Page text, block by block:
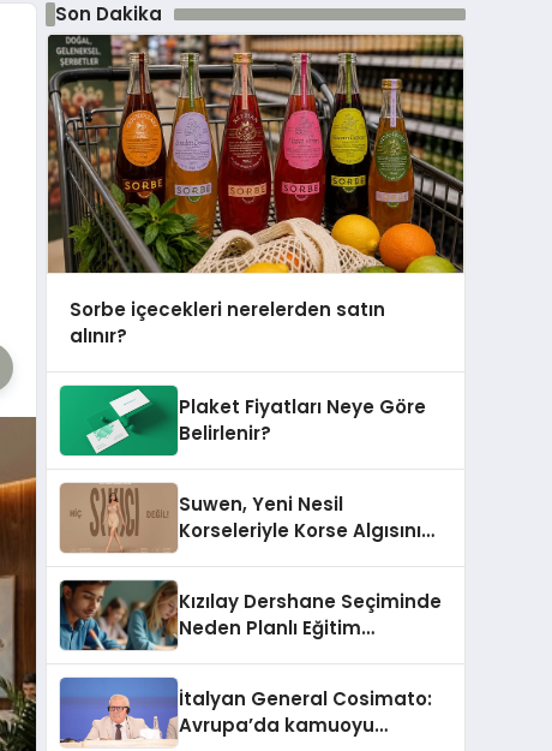
Son Dakika
Sorbe içecekleri nerelerden satın
alınır?
Plaket Fiyatları Neye Göre
Belirlenir?
Suwen, Yeni Nesil
Korseleriyle Korse Algısını
Kızılay Dershane Seçiminde
Neden Planlı Eğitim
İtalyan General Cosimato:
Avrupa’da kamuoyu